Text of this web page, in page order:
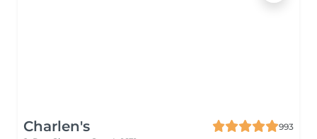
Charlen's
993